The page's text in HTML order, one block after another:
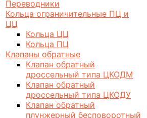
Переводники
Кольца ограничительные ПЦ и
ЦЦ
Кольца ЦЦ
Кольца ПЦ
Клапаны обратные
Клапан обратный
дроссельный типа ЦКОДМ
Клапан обратный
дроссельный типа ЦКОДУ
Клапан обратный
плунжерный бесповоротный